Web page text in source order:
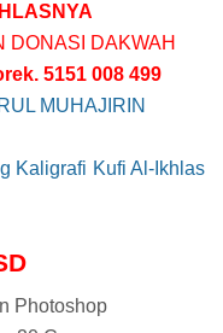
DONASI DAKWAH
5151 008 499
MUHAJIRIN
Kaligrafi Kufi Al-Ikhlas
Photoshop